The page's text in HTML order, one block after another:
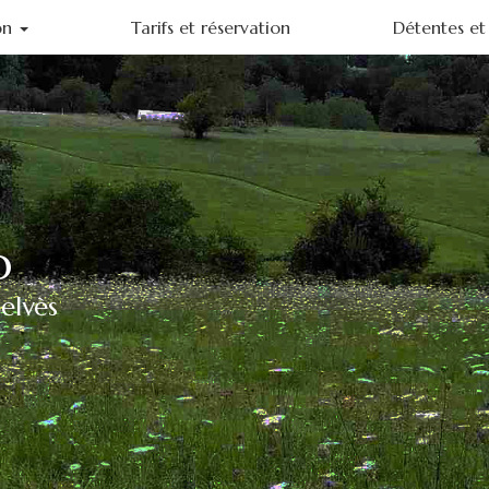
Tarifs et réservation Détentes